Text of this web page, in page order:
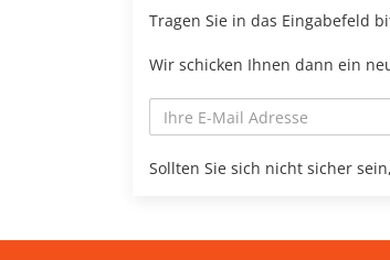
Tragen Sie in das Eingabefeld
Wir schicken Ihnen dann ein
Sollten Sie sich nicht sicher